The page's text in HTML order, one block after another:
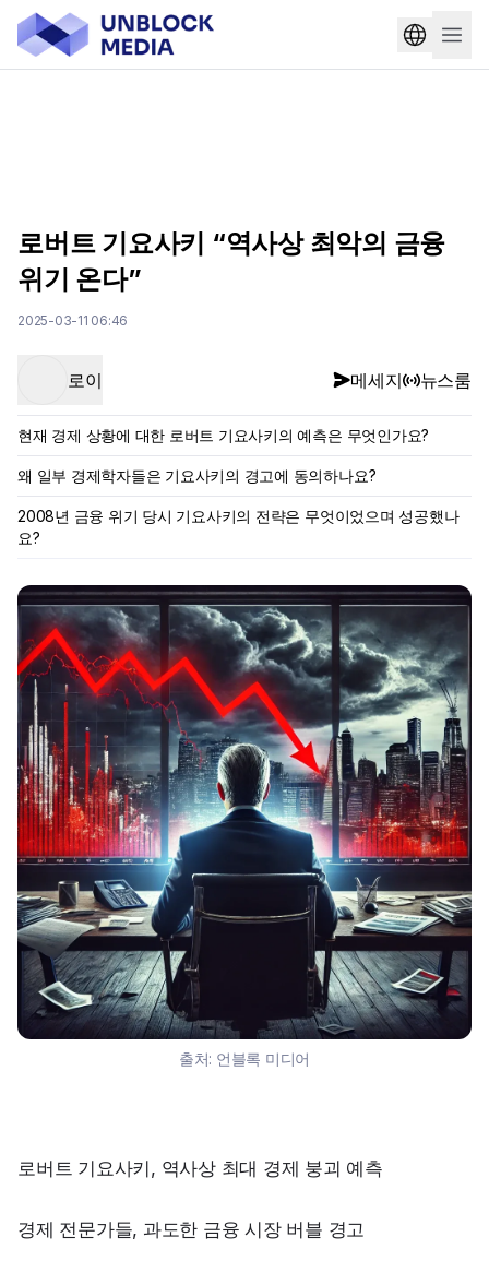
로버트 기요사키 “역사상 최악의 금융
위기 온다”
2025-03-11 06:46
로이 메세지 뉴스룸
현재 경제 상황에 대한 로버트 기요사키의 예측은 무엇인가요?
왜 일부 경제학자들은 기요사키의 경고에 동의하나요?
2008년 금융 위기 당시 기요사키의 전략은 무엇이었으며 성공했나
요?
출처: 언블록 미디어
로버트 기요사키, 역사상 최대 경제 붕괴 예측
경제 전문가들, 과도한 금융 시장 버블 경고